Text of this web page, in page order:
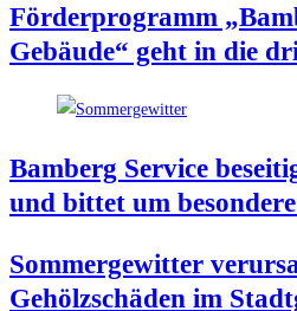
För­der­pro­gramm
Gebäu­de“ geht in die
Bam­berg Ser­vice
und bit­tet um
Som­mer­ge­wit­ter
Gehölz­schä­den im